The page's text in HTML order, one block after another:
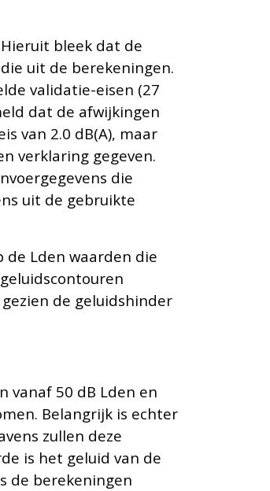
bleek dat de
uit de berekeningen.
validatie-eisen (27
dat de afwijkingen
van 2.0 dB(A), maar
verklaring gegeven.
die
uit de gebruikte
de Lden waarden die
de geluidshinder
vanaf 50 dB Lden en
Belangrijk is echter
zullen deze
is het geluid van de
de berekeningen